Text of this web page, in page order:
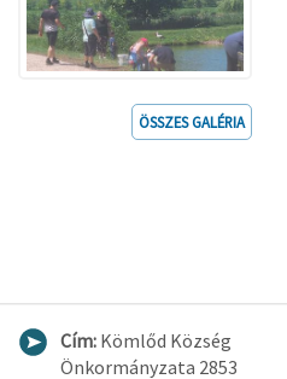
ÖSSZES GALÉRIA
Cím: Kömlőd Község
Önkormányzata 2853